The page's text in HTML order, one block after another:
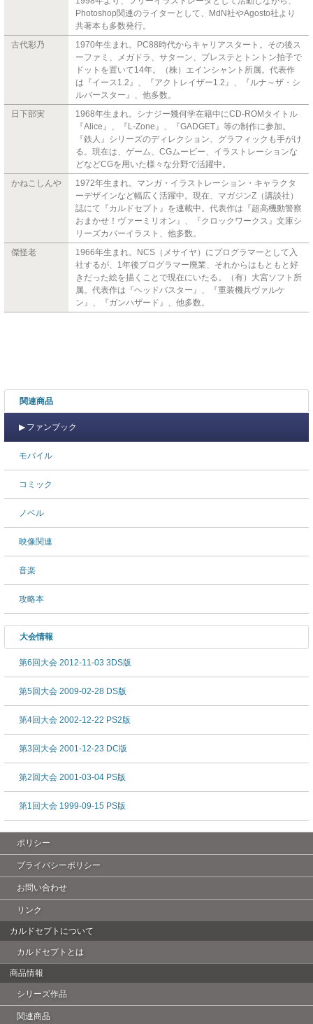
Photoshop関連のライターとして、MdN社やAgosto社より
共著本も多数発行。
古代彩乃
1970年生まれ。PC88時代からキャリアスタート。その後ス
ーファミ、メガドラ、サターン、プレステとトントン拍子で
ドットを置いて14年。（株）エインシャント所属。代表作
は『イース1.2』、『アクトレイザー1.2』、『ルナ～ザ・シ
ルバースター』、他多数。
日下部実
1968年生まれ。シナジー幾何学在籍中にCD-ROMタイトル
『Alice』、『L-Zone』、『GADGET』等の制作に参加。
『鉄人』シリーズのディレクション、グラフィックも手がけ
る。現在は、ゲーム、CGムービー、イラストレーションな
どなどCGを用いた様々な分野で活躍中。
かねこしんや
1972年生まれ。マンガ・イラストレーション・キャラクタ
ーデザインなど幅広く活躍中。現在、マガジンZ（講談社）
誌にて『カルドセプト』を連載中。代表作は『超高機動警察
おまかせ！ヴァーミリオン』、『クロックワークス』文庫シ
リーズカバーイラスト、他多数。
傑怪老
1966年生まれ。NCS（メサイヤ）にプログラマーとして入
社するが、1年後プログラマー廃業、それからはもともと好
きだった絵を描くことで現在にいたる。（有）大宮ソフト所
属。代表作は『ヘッドバスター』、『重装機兵ヴァルケ
ン』、『ガンハザード』、他多数。
関連商品
ファンブック
モバイル
コミック
ノベル
映像関連
音楽
攻略本
大会情報
第6回大会 2012-11-03 3DS版
第5回大会 2009-02-28 DS版
第4回大会 2002-12-22 PS2版
第3回大会 2001-12-23 DC版
第2回大会 2001-03-04 PS版
第1回大会 1999-09-15 PS版
ポリシー
プライバシーポリシー
お問い合わせ
リンク
カルドセプトについて
カルドセプトとは
商品情報
シリーズ作品
関連商品